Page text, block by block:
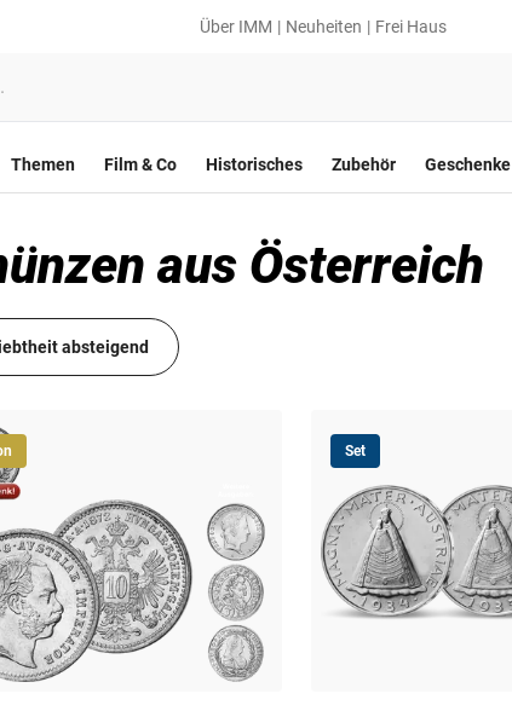
Über IMM Neuheiten Frei Haus
Themen Film & Co Historisches Zubehör Geschenke
aus Österreich
absteigend
Set